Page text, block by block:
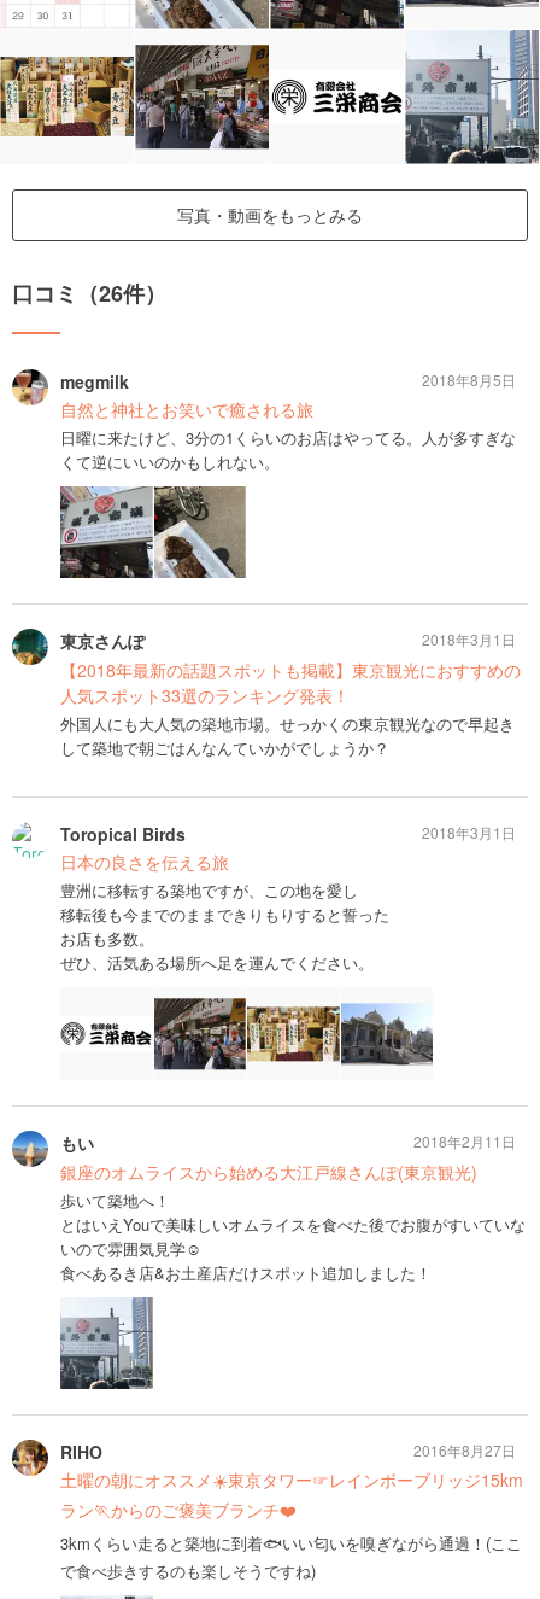
写真・動画をもっとみる
口コミ（26件）
megmilk
自然と神社とお笑いで癒される旅
日曜に来たけど、3分の1くらいのお店はやってる。人が多すぎな
くて逆にいいのかもしれない。
2018年8月5日
東京さんぽ
【2018年最新の話題スポットも掲載】東京観光におすすめの
人気スポット33選のランキング発表！
外国人にも大人気の築地市場。せっかくの東京観光なので早起き
して築地で朝ごはんなんていかがでしょうか？
2018年3月1日
Toropical Birds
日本の良さを伝える旅
豊洲に移転する築地ですが、この地を愛し
移転後も今までのままできりもりすると誓った
お店も多数。
ぜひ、活気ある場所へ足を運んでください。
2018年3月1日
もい
銀座のオムライスから始める大江戸線さんぽ(東京観光)
歩いて築地へ！
とはいえYouで美味しいオムライスを食べた後でお腹がすいていな
いので雰囲気見学☺︎︎
食べあるき店&お土産店だけスポット追加しました！
2018年2月11日
RIHO
土曜の朝にオススメ☀️東京タワー☞レインボーブリッジ15km
ラン🏃からのご褒美ブランチ❤️
3kmくらい走ると築地に到着🐟いい匂いを嗅ぎながら通過！(ここ
で食べ歩きするのも楽しそうですね)
2016年8月27日